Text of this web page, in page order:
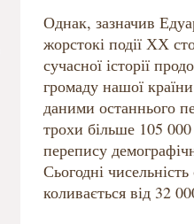
Однак, зазначив
жорстокі події ХХ
сучасної історії
громаду нашої
даними останнього
трохи більше 105
перепису
Сьогодні
коливається від 32